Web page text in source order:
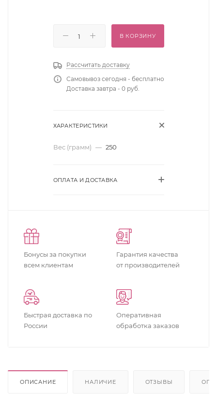
В КОРЗИНУ
Рассчитать доставку
Самовывоз сегодня - бесплатно
Доставка завтра - 0 руб.
ХАРАКТЕРИСТИКИ
Вес (грамм) — 250
ОПЛАТА И ДОСТАВКА
Бонусы за покупки
всем клиентам
Гарантия качества
от производителей
Быстрая доставка по
России
Оперативная
обработка заказов
ОПИСАНИЕ НАЛИЧИЕ ОТЗЫВЫ